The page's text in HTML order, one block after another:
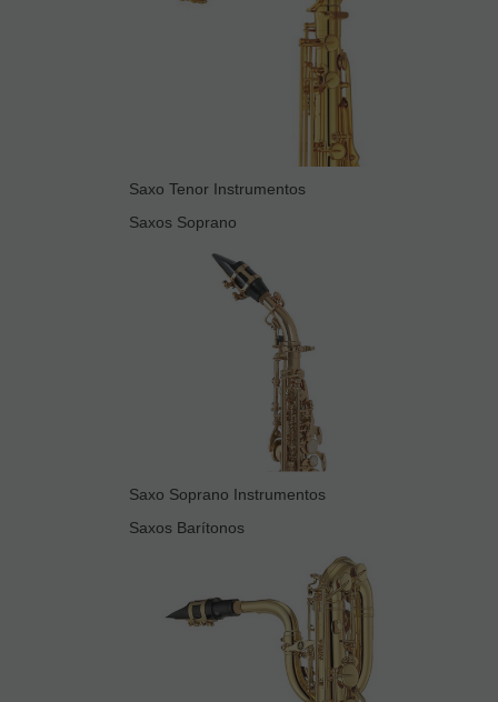
Saxo Tenor Instrumentos
Saxos Soprano
Saxo Soprano Instrumentos
Saxos Barítonos